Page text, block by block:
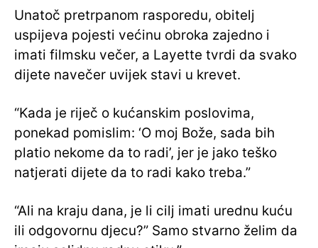
Unatoč pretrpanom rasporedu, obitelj
uspijeva pojesti većinu obroka zajedno i
imati filmsku večer, a Layette tvrdi da svako
dijete navečer uvijek stavi u krevet.
“Kada je riječ o kućanskim poslovima,
ponekad pomislim: ‘O moj Bože, sada bih
platio nekome da to radi’, jer je jako teško
natjerati dijete da to radi kako treba.”
“Ali na kraju dana, je li cilj imati urednu kuću
ili odgovornu djecu?” Samo stvarno želim da